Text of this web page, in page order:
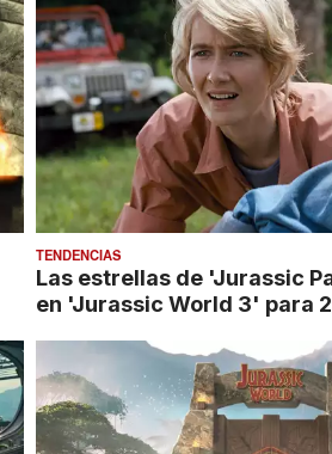
TENDENCIAS
Las estrellas de 'Jurassic
en 'Jurassic World 3' para